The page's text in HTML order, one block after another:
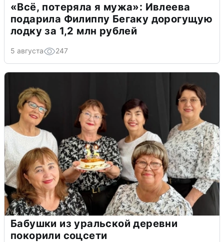
«Всё, потеряла я мужа»: Ивлеева
подарила Филиппу Бегаку дорогущую
лодку за 1,2 млн рублей
5 августа 247
Бабушки из уральской деревни
покорили соцсети